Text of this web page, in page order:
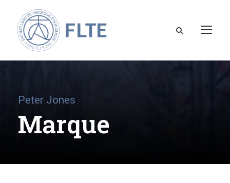
Peter Jones
Marque